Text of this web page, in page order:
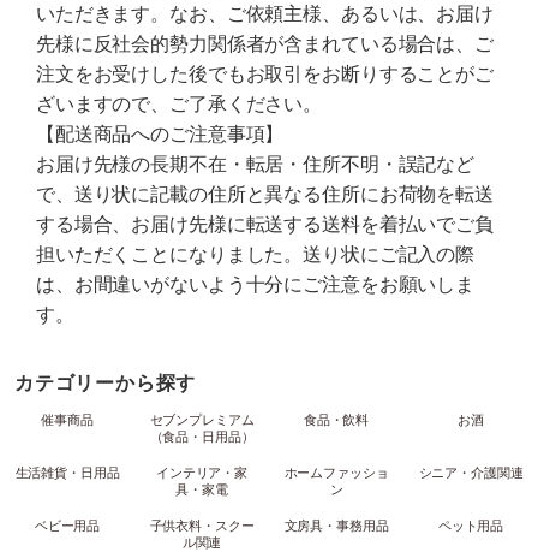
いただきます。なお、ご依頼主様、あるいは、お届け
先様に反社会的勢力関係者が含まれている場合は、ご
注文をお受けした後でもお取引をお断りすることがご
ざいますので、ご了承ください。
【配送商品へのご注意事項】
お届け先様の長期不在・転居・住所不明・誤記など
で、送り状に記載の住所と異なる住所にお荷物を転送
する場合、お届け先様に転送する送料を着払いでご負
担いただくことになりました。送り状にご記入の際
は、お間違いがないよう十分にご注意をお願いしま
す。
カテゴリーから探す
催事商品
セブンプレミアム
（食品・日用品）
食品・飲料 お酒
生活雑貨・日用品
インテリア・家
具・家電
ホームファッショ
ン
シニア・介護関連
ベビー用品
子供衣料・スクー
ル関連
文房具・事務用品 ペット用品